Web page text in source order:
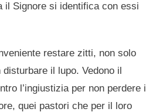
il Signore si identifica con essi
restare zitti, non solo
il lupo. Vedono il
l’ingiustizia per non perdere i
quei pastori che per il loro